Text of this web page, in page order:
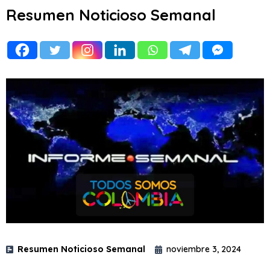
Resumen Noticioso Semanal
Resumen Noticioso Semanal noviembre 3, 2024